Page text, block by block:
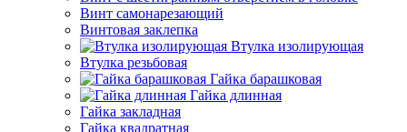
Винт самонарезающий
Винтовая заклепка
Втулка изолирующая
Втулка резьбовая
Гайка барашковая
Гайка длинная
Гайка закладная
Гайка квадратная